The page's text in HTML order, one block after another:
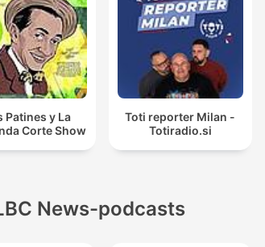
Patines y La
Corte Show
Toti reporter Milan -
Totiradio.si
News-podcasts